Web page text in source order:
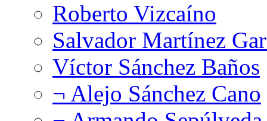
Roberto Vizcaíno
Salvador Martínez
Víctor Sánchez Baños
¬ Alejo Sánchez Cano